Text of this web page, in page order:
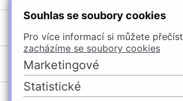
Souhlas se soubory cookies
Pro více informací si můžete přečíst
zacházíme se soubory cookies
Marketingové
Statistické
Brožury Häfele
Provozovatel portálu
Jak používat portál
Úchytky
Nábytkové kování
Vybavení kuchyní
POBOČKY
Domašín